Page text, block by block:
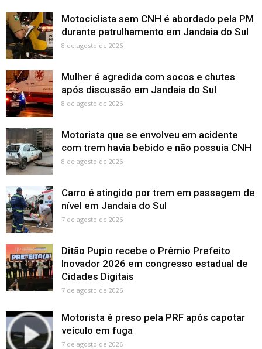
Motociclista sem CNH é abordado pela PM
durante patrulhamento em Jandaia do Sul
8 de agosto de 2026
Mulher é agredida com socos e chutes
após discussão em Jandaia do Sul
8 de agosto de 2026
Motorista que se envolveu em acidente
com trem havia bebido e não possuia CNH
8 de agosto de 2026
Carro é atingido por trem em passagem de
nível em Jandaia do Sul
7 de agosto de 2026
Ditão Pupio recebe o Prêmio Prefeito
Inovador 2026 em congresso estadual de
Cidades Digitais
7 de agosto de 2026
Motorista é preso pela PRF após capotar
veículo em fuga
7 de agosto de 2026